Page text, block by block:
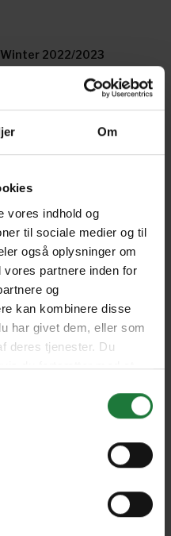
Om
vores indhold og
til sociale medier og til
også oplysninger om
partnere inden for
og
kan kombinere disse
har givet dem, eller som
deres tjenester. Du
du fortsætter med at
Winter 2022/2023
Næste